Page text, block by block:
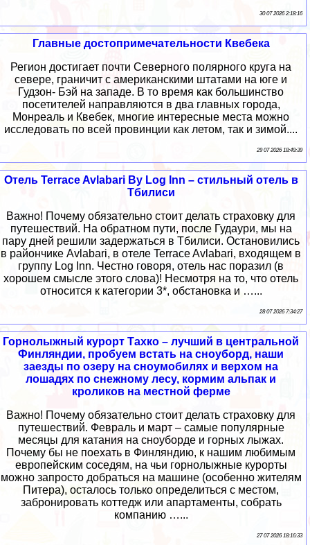
30 07 2026 2:18:16
Главные достопримечательности Квебека
Регион достигает почти Северного полярного круга на
севере, граничит с американскими штатами на юге и
Гудзон- Бэй на западе. В то время как большинство
посетителей направляются в два главных города,
Монреаль и Квебек, многие интересные места можно
исследовать по всей провинции как летом, так и зимой....
29 07 2026 18:49:39
Отель Terrace Avlabari By Log Inn – стильный отель в
Тбилиси
Важно! Почему обязательно стоит делать страховку для
путешествий. На обратном пути, после Гудаури, мы на
пару дней решили задержаться в Тбилиси. Остановились
в райончике Avlabari, в отеле Terrace Avlabari, входящем в
группу Log Inn. Честно говоря, отель нас поразил (в
хорошем смысле этого слова)! Несмотря на то, что отель
относится к категории 3*, обстановка и …...
28 07 2026 7:34:27
Горнолыжный курорт Тахко – лучший в центральной
Финляндии, пробуем встать на сноуборд, наши
заезды по озеру на сноумобилях и верхом на
лошадях по снежному лесу, кормим альпак и
кроликов на местной ферме
Важно! Почему обязательно стоит делать страховку для
путешествий. Февраль и март – самые популярные
месяцы для катания на сноуборде и горных лыжах.
Почему бы не поехать в Финляндию, к нашим любимым
европейским соседям, на чьи горнолыжные курорты
можно запросто добраться на машине (особенно жителям
Питера), осталось только определиться с местом,
забронировать коттедж или апартаменты, собрать
компанию …...
27 07 2026 18:16:33